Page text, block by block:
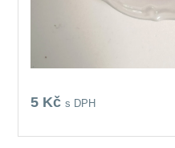
5 Kčs DPH